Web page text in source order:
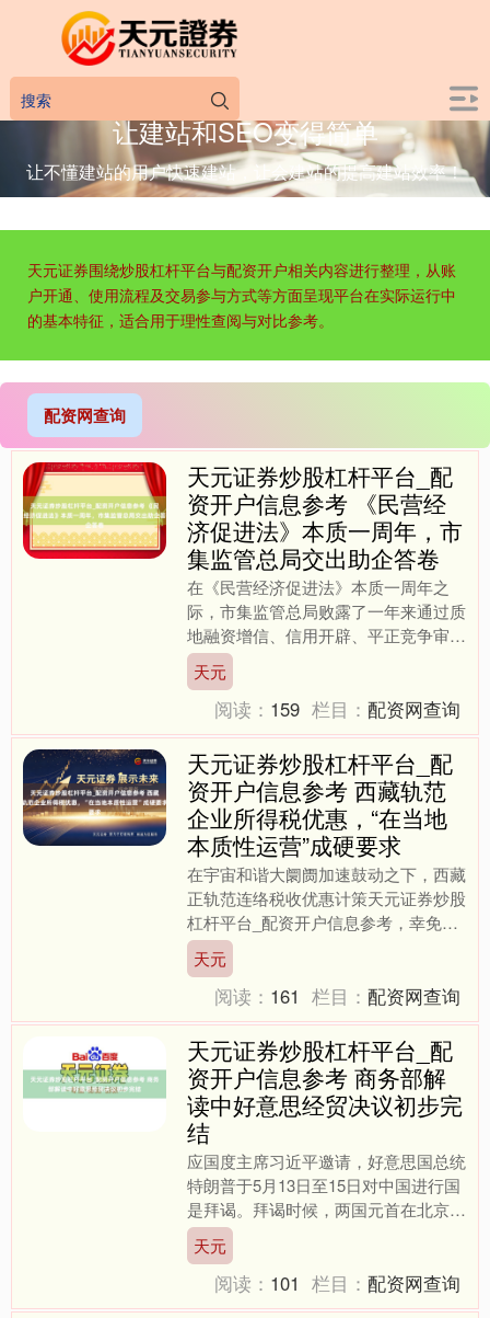
让建站和SEO变得简单
让不懂建站的用户快速建站，让会建站的提高建站效率！
天元证券围绕炒股杠杆平台与配资开户相关内容进行整理，从账
户开通、使用流程及交易参与方式等方面呈现平台在实际运行中
的基本特征，适合用于理性查阅与对比参考。
配资网查询
天元证券炒股杠杆平台_配
资开户信息参考 《民营经
济促进法》本质一周年，市
集监管总局交出助企答卷
在《民营经济促进法》本质一周年之
际，市集监管总局败露了一年来通过质
地融资增信、信用开辟、平正竞争审查
等组合拳，为民营经济拆墙减负护航的
系列凯旋。 其中，质地融资....
天元
阅读： 159 栏目：配资网查询
天元证券炒股杠杆平台_配
资开户信息参考 西藏轨范
企业所得税优惠，“在当地
本质性运营”成硬要求
在宇宙和谐大阛阓加速鼓动之下，西藏
正轨范连络税收优惠计策天元证券炒股
杠杆平台_配资开户信息参考，幸免一
些企业违纪享用这些税收优惠来走避
税。 近日，西藏自治区财政....
天元
阅读： 161 栏目：配资网查询
天元证券炒股杠杆平台_配
资开户信息参考 商务部解
读中好意思经贸决议初步完
结
应国度主席习近平邀请，好意思国总统
特朗普于5月13日至15日对中国进行国
是拜谒。拜谒时候，两国元首在北京举
行会晤。5月12日至13日天元证券炒股
杠杆平台_配资开....
天元
阅读： 101 栏目：配资网查询